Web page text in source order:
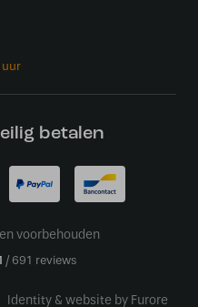
betalen
voorbehouden
691 reviews
Identity & website by Furore